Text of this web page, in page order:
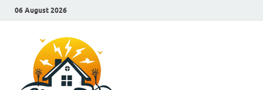
06 August 2026